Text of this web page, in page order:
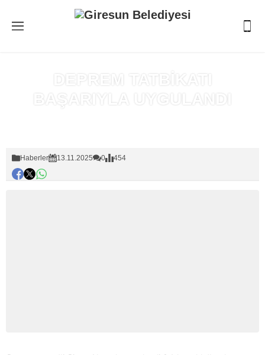
DEPREM TATBİKATI
BAŞARIYLA UYGULANDI
Haberler 13.11.2025 0 454